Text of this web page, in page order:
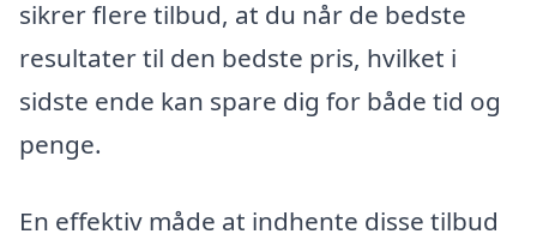
sikrer flere tilbud, at du når de bedste
resultater til den bedste pris, hvilket i
sidste ende kan spare dig for både tid og
penge.
En effektiv måde at indhente disse tilbud